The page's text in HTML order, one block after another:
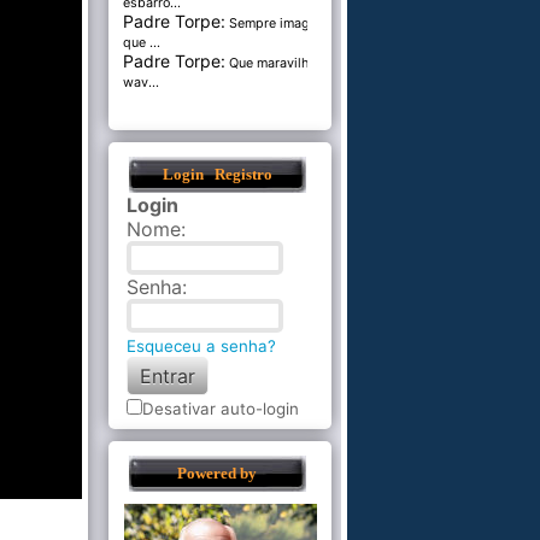
Padre Torpe: Sempre imaginei
que ...
Padre Torpe: Que maravilha de
wav...
Login Registro
Login
Nome:
Senha:
Esqueceu a senha?
Desativar auto-login
Powered by